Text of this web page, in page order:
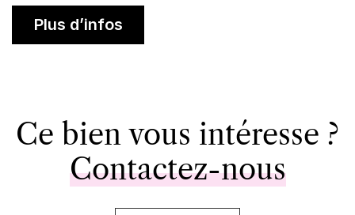
Plus d’infos
Ce bien vous intéresse ?
Contactez-nous